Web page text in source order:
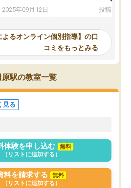
るかなど選ぶ
講師で良いか
事ができま
講師の方で決
した単語帳の
で出される形
出があり、あ
た為、塾に通
。遅れも取り
方は良かった
年09月12日
めれるので、個人に合
いなのがあり(有料)、受
ことをどんなスケジュー
くか相談したのですが、
ち期待したものではなく
くなってきたようなので
投稿日：
よるオンライン個別指導】の口
コミをもっとみる
原駅の教室一覧
見る
体験を申し込む
無料
（リストに追加する）
料を請求する
無料
（リストに追加する）